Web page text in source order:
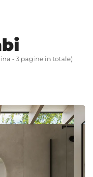
- 3 pagine in totale)